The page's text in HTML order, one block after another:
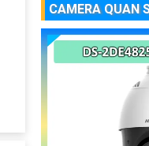
CAMERA QUAN